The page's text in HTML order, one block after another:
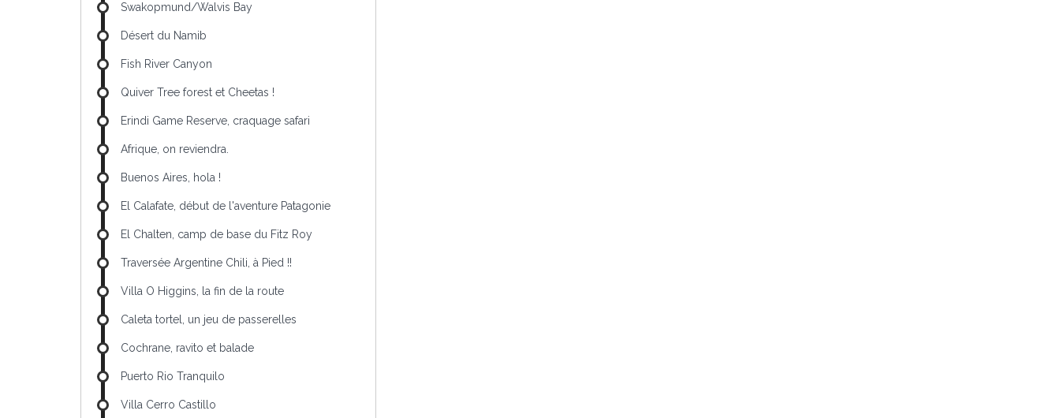
Swakopmund/Walvis Bay
Désert du Namib
Fish River Canyon
Quiver Tree forest et Cheetas !
Erindi Game Reserve, craquage safari
Afrique, on reviendra.
Buenos Aires, hola !
El Calafate, début de l'aventure Patagonie
El Chalten, camp de base du Fitz Roy
Traversée Argentine Chili, à Pied !!
Villa O Higgins, la fin de la route
Caleta tortel, un jeu de passerelles
Cochrane, ravito et balade
Puerto Rio Tranquilo
Villa Cerro Castillo